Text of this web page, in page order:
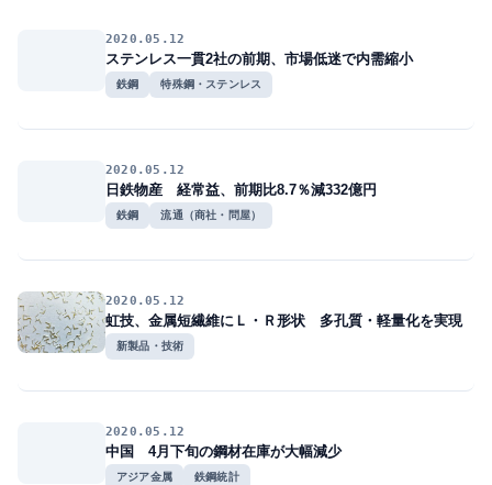
2020.05.12
ステンレス一貫2社の前期、市場低迷で内需縮小
鉄鋼 特殊鋼・ステンレス
2020.05.12
日鉄物産 経常益、前期比8.7％減332億円
鉄鋼 流通（商社・問屋）
2020.05.12
虹技、金属短繊維にＬ・Ｒ形状 多孔質・軽量化を実現
新製品・技術
2020.05.12
中国 4月下旬の鋼材在庫が大幅減少
アジア金属 鉄鋼統計